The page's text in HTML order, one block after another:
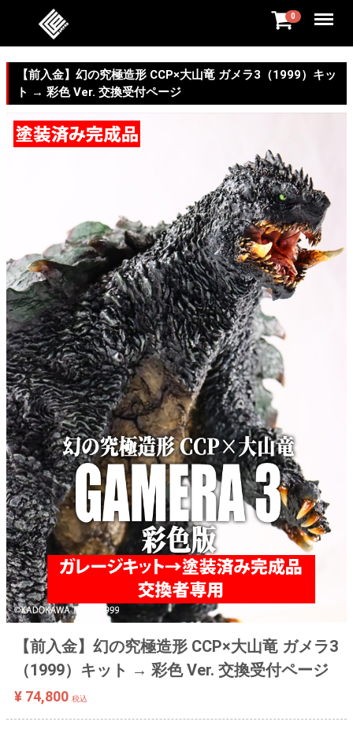
0 Menu
【前入金】幻の究極造形 CCP×大山竜 ガメラ3（1999）キッ
ト → 彩色 Ver. 交換受付ページ
【前入金】幻の究極造形 CCP×大山竜 ガメラ3
（1999）キット → 彩色 Ver. 交換受付ページ
¥ 74,800 税込